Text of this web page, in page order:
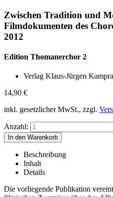
Zwischen Tradition und
Filmdokumenten des
2012
Edition Thomanerchor 2
Verlag Klaus-Jürgen
14,90 €
inkl. gesetzlicher MwSt., zzgl.
Anzahl:
Beschreibung
Inhalt
Details
Die vorliegende Publikation